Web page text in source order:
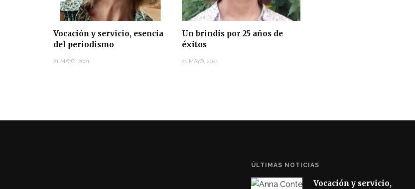
Vocación y servicio, esencia
del periodismo
21 MAYO, 2021
Un brindis por 25 años de
éxitos
21 MAYO, 2021
ÚLTIMAS NOTICIAS
Vocación y servicio,